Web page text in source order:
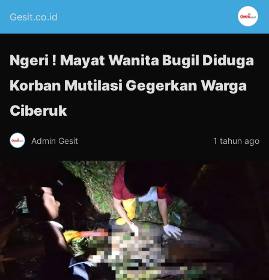
Gesit.co.id
Ngeri ! Mayat Wanita Bugil Diduga
Korban Mutilasi Gegerkan Warga
Ciberuk
Admin Gesit 1 tahun ago